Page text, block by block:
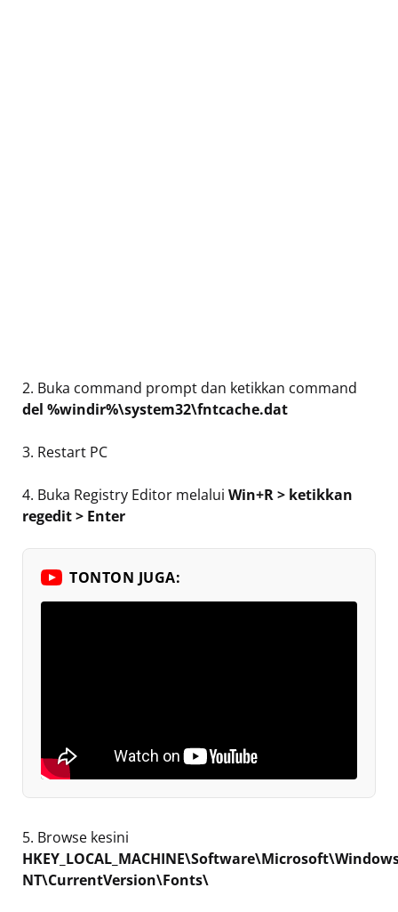
2. Buka command prompt dan ketikkan command
del %windir%\system32\fntcache.dat
3. Restart PC
4. Buka Registry Editor melalui Win+R > ketikkan
regedit > Enter
TONTON JUGA:
5. Browse kesini
NT\CurrentVersion\Fonts\